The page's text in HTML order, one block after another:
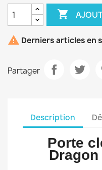

 Derniers articles en
Partager
Description
Porte